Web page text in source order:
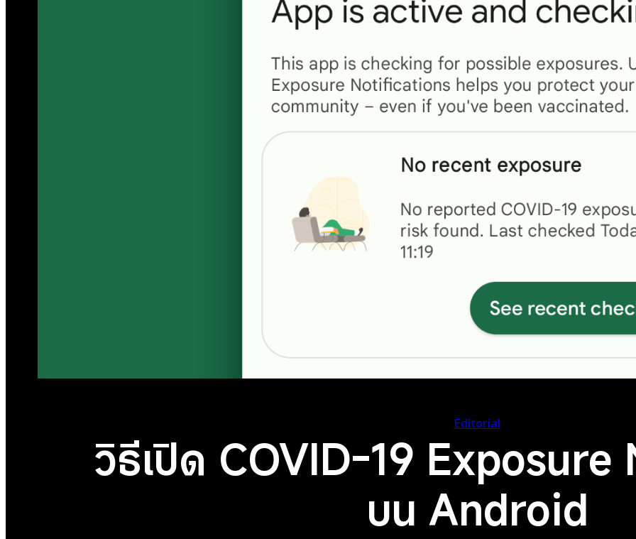
Editorial
วิธีเปิด COVID-19
บน Android